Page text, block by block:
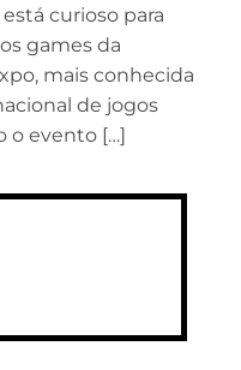
está curioso para
games da
mais conhecida
de jogos
o evento […]